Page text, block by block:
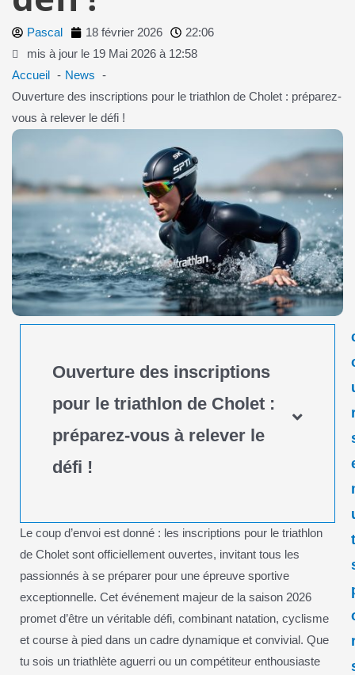
Pascal 18 février 2026
22:06
mis à jour le 19 Mai 2026 à 12:58
Accueil
News
Ouverture des inscriptions pour le triathlon de Cholet : préparez-
vous à relever le défi !
Ouverture des inscriptions
pour le triathlon de Cholet :
préparez-vous à relever le
défi !
Le coup d’envoi est donné : les inscriptions pour le triathlon
de Cholet sont officiellement ouvertes, invitant tous les
passionnés à se préparer pour une épreuve sportive
exceptionnelle. Cet événement majeur de la saison 2026
promet d’être un véritable défi, combinant natation, cyclisme
et course à pied dans un cadre dynamique et convivial. Que
tu sois un triathlète aguerri ou un compétiteur enthousiaste